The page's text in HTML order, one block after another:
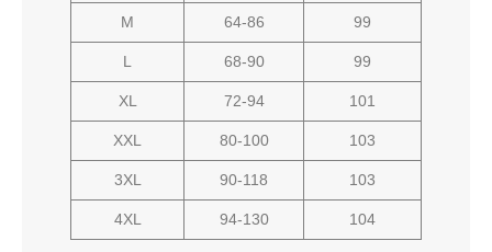
M 64-86 99
L 68-90 99
XL 72-94 101
XXL 80-100 103
3XL 90-118 103
4XL 94-130 104